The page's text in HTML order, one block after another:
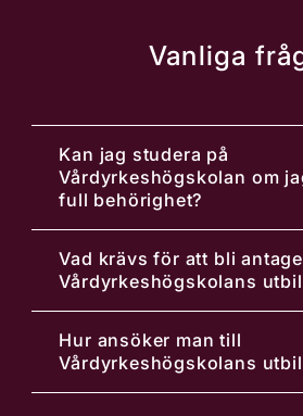
Vanliga
Kan jag studera på
Vårdyrkeshögskolan om
full behörighet?
Vad krävs för att bli
Vårdyrkeshögskolans
Hur ansöker man till
Vårdyrkeshögskolans